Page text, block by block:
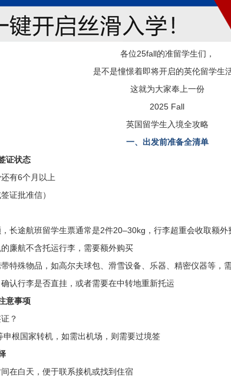
各位25fall的准留学生们，
是不是憧憬着即将开启的英伦留学生
这就为大家奉上一份
2025 Fall
英国留学生入境全攻略
一、出发前准备全清单
证状态
有6个月以上
证批准信）
长途航班留学生票通常是2件20–30kg，行李超重会收取额外
廉航不含托运行李，需要额外购买
特殊物品，如高尔夫球包、滑雪设备、乐器、精密仪器等，
认行李是否直挂，或者需要在中转地重新托运
意事项
？
申根国家转机，如需出机场，则需要过境签
在白天，便于联系接机或找到住宿